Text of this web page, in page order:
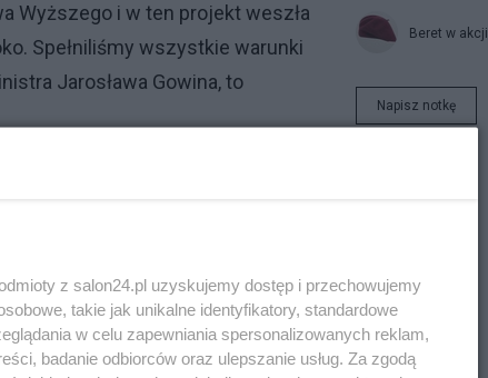
Wyższego i w ten projekt weszła
Spełniliśmy wszystkie warunki
Jarosława Gowina, to
Beret w akcji
Napisz notkę
z salon24.pl uzyskujemy dostęp i przechowujemy
takie jak unikalne identyfikatory, standardowe
w celu zapewniania spersonalizowanych reklam,
badanie odbiorców oraz ulepszanie usług. Za zgodą